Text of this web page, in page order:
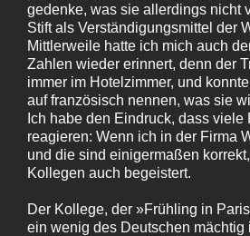
gedenke, was sie allerdings nicht
Stift als Verständigungsmittel der
Mittlerweile hatte ich mich auch
Zahlen wieder erinnert, denn der
immer im Hotelzimmer, und
auf französisch nennen, was sie
Ich habe den Eindruck, dass viele
reagieren: Wenn ich in der Firma
und die sind einigermaßen
Kollegen auch begeistert.
Der Kollege, der »Frühling in
ein wenig des Deutschen mächtig